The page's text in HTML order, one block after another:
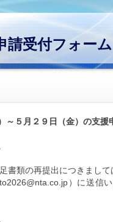
請受付フォーム
５月２９日（金）の支援
書類の再提出につきまして
）に送信